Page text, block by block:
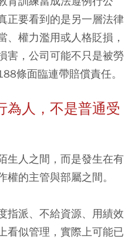
正要看到的是另一層法律
、權力濫用或人格貶損，
害，公司可能不只是被勞
條面臨連帶賠償責任。
為人，不是普通受
生人之間，而是發生在有
的主管與部屬之間。
指派、不給資源、用績效
看似管理，實際上可能已